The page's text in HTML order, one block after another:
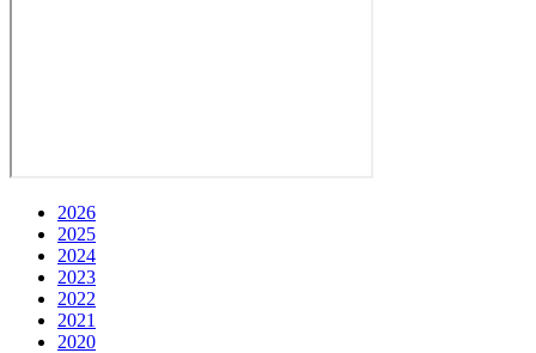
2026
2025
2024
2023
2022
2021
2020